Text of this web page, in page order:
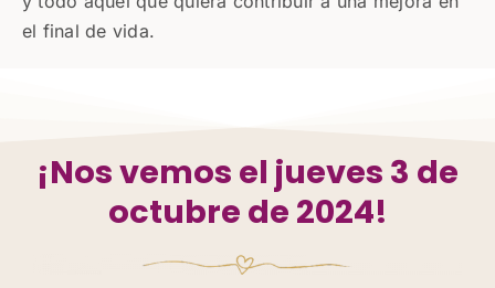
el final de vida.
¡Nos vemos el jueves 3 de
octubre de 2024!